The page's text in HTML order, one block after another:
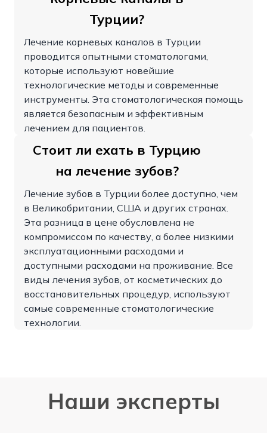
Турции?
Лечение корневых каналов в Турции
проводится опытными стоматологами,
которые используют новейшие
технологические методы и современные
инструменты. Эта стоматологическая помощь
является безопасным и эффективным
лечением для пациентов.
Стоит ли ехать в Турцию
на лечение зубов?
Лечение зубов в Турции более доступно, чем
в Великобритании, США и других странах.
Эта разница в цене обусловлена ​​не
компромиссом по качеству, а более низкими
эксплуатационными расходами и
доступными расходами на проживание. Все
виды лечения зубов, от косметических до
восстановительных процедур, используют
самые современные стоматологические
технологии.
Наши эксперты